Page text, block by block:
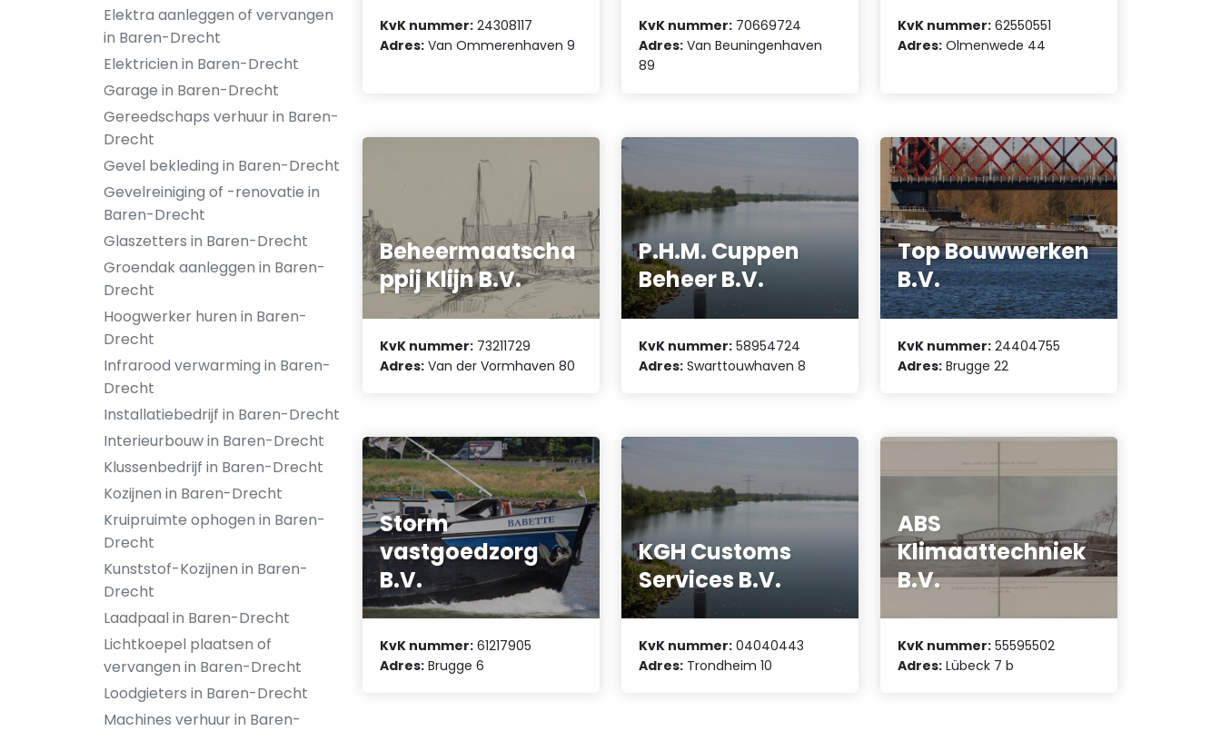
Elektra aanleggen of vervangen
in Baren-Drecht
Elektricien in Baren-Drecht
Garage in Baren-Drecht
Gereedschaps verhuur in Baren-
Drecht
Gevel bekleding in Baren-Drecht
Gevelreiniging of -renovatie in
Baren-Drecht
Glaszetters in Baren-Drecht
Groendak aanleggen in Baren-
Drecht
Hoogwerker huren in Baren-
Drecht
Infrarood verwarming in Baren-
Drecht
Installatiebedrijf in Baren-Drecht
Interieurbouw in Baren-Drecht
Klussenbedrijf in Baren-Drecht
Kozijnen in Baren-Drecht
Kruipruimte ophogen in Baren-
Drecht
Kunststof-Kozijnen in Baren-
Drecht
Laadpaal in Baren-Drecht
Lichtkoepel plaatsen of
vervangen in Baren-Drecht
Loodgieters in Baren-Drecht
Machines verhuur in Baren-
KvK nummer: 24308117
Adres: Van Ommerenhaven 9
KvK nummer: 70669724
Adres: Van Beuningenhaven
89
KvK nummer: 62550551
Adres: Olmenwede 44
Beheermaatscha
ppij Klijn B.V.
KvK nummer: 73211729
Adres: Van der Vormhaven 80
P.H.M. Cuppen
Beheer B.V.
KvK nummer: 58954724
Adres: Swarttouwhaven 8
Top Bouwwerken
B.V.
KvK nummer: 24404755
Adres: Brugge 22
Storm
vastgoedzorg
B.V.
KvK nummer: 61217905
Adres: Brugge 6
KGH Customs
Services B.V.
KvK nummer: 04040443
Adres: Trondheim 10
ABS
Klimaattechniek
B.V.
KvK nummer: 55595502
Adres: Lübeck 7 b